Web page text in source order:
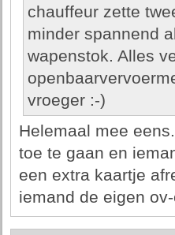
chauffeur zette
minder spannend
wapenstok. Alles
vroeger :-)
Helemaal mee
toe te gaan en
een extra kaartje
iemand de eigen